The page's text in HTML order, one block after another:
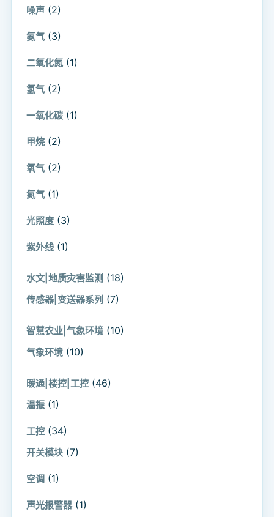
噪声 (2)
氨气 (3)
二氧化氮 (1)
氢气 (2)
一氧化碳 (1)
甲烷 (2)
氧气 (2)
氮气 (1)
光照度 (3)
紫外线 (1)
水文|地质灾害监测 (18)
传感器|变送器系列 (7)
智慧农业|气象环境 (10)
气象环境 (10)
暖通|楼控|工控 (46)
温振 (1)
工控 (34)
开关模块 (7)
空调 (1)
声光报警器 (1)